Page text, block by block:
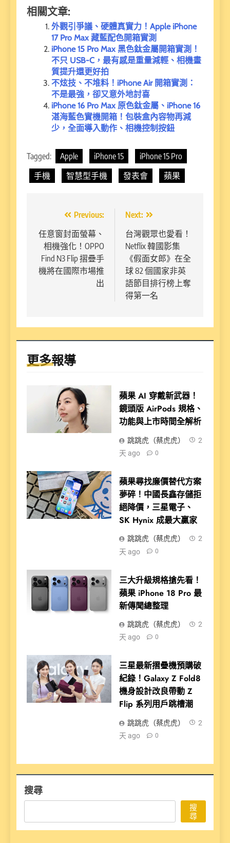
相關文章:
外觀引爭議、硬體真實力！Apple iPhone
17 Pro Max 藏藍配色開箱實測
iPhone 15 Pro Max 黑色鈦金屬開箱實測！
不只 USB-C，最有感是重量減輕、相機畫
質提升還更好拍
不炫技、不堆料！iPhone Air 開箱實測：
不是最強，卻又意外地討喜
iPhone 16 Pro Max 原色鈦金屬、iPhone 16
湛海藍色實機開箱！包裝盒內容物再減
少，全面導入動作、相機控制按鈕
Tagged: Apple iPhone 15
iPhone 15 Pro
手機
智慧型手機 發表會 蘋果
章
導
覽
Previous:
任意窗封面螢幕、
相機強化！OPPO
Find N3 Flip 摺疊手
機將在國際市場推
出
Next:
台灣觀眾也愛看！
Netflix 韓國影集
《假面女郎》在全
球 82 個國家非英
語節目排行榜上奪
得第一名
更多報導
蘋果 AI 穿戴新武器！
鏡頭版 AirPods 規格、
功能與上市時間全解析
跳跳虎（蔡虎虎）
2
天 ago
0
蘋果尋找廉價替代方案
夢碎！中國長鑫存儲拒
絕降價，三星電子、
SK Hynix 成最大贏家
跳跳虎（蔡虎虎）
2
天 ago
0
三大升級規格搶先看！
蘋果 iPhone 18 Pro 最
新傳聞總整理
跳跳虎（蔡虎虎）
2
天 ago
0
三星最新摺疊機預購破
紀錄！Galaxy Z Fold8
機身設計改良帶動 Z
Flip 系列用戶跳槽潮
跳跳虎（蔡虎虎）
2
天 ago
0
搜尋
搜
尋